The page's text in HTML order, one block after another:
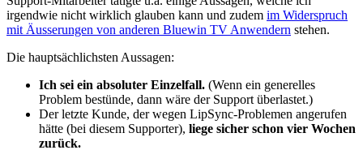
irgendwie nicht wirklich glauben kann und zudem im Widerspruch
mit Äusserungen von anderen Bluewin TV Anwendern stehen.
Die hauptsächlichsten Aussagen:
Ich sei ein absoluter Einzelfall. (Wenn ein generelles
Problem bestünde, dann wäre der Support überlastet.)
Der letzte Kunde, der wegen LipSync-Problemen angerufen
hätte (bei diesem Supporter), liege sicher schon vier Wochen
zurück.